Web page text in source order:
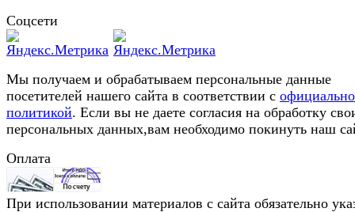
Соцсети
Мы получаем и обрабатываем персональные данные
посетителей нашего сайта в соответствии с
политикой. Если вы не даете согласия на обработку
персональных данных,вам необходимо покинуть наш
Оплата
При использовании материалов с сайта обязательно